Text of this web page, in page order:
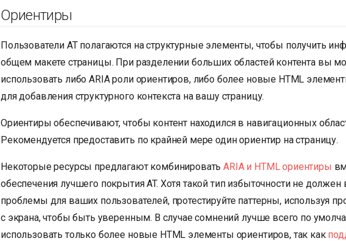
Ориентиры
Пользователи AT полагаются на структурные элементы, чтобы получить
общем макете страницы. При разделении больших областей контента вы
использовать либо ARIA роли ориентиров, либо более новые HTML
для добавления структурного контекста на вашу страницу.
Ориентиры обеспечивают, чтобы контент находился в навигационных
Рекомендуется предоставить по крайней мере один ориентир на страницу.
Некоторые ресурсы предлагают комбинироватьARIA и HTML ориентиры
обеспечения лучшего покрытия AT. Хотя такой тип избыточности не
проблемы для ваших пользователей, протестируйте паттерны, используя
с экрана, чтобы быть уверенным. В случае сомнений лучше всего по
использовать только более новые HTML элементы ориентиров, так как